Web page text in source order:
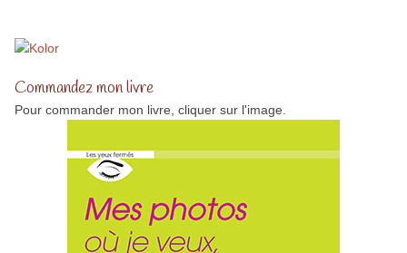
Commandez mon livre
Pour commander mon livre, cliquer sur l'image.